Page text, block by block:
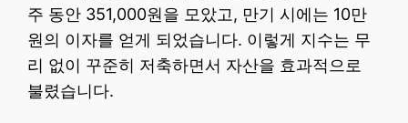
주 동안 351,000원을 모았고, 만기 시에는 10만
원의 이자를 얻게 되었습니다. 이렇게 지수는 무
리 없이 꾸준히 저축하면서 자산을 효과적으로
불렸습니다.